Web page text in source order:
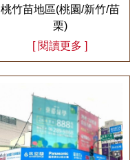
桃竹苗地區(桃園/新竹/苗
栗)
[ 閱讀更多 ]